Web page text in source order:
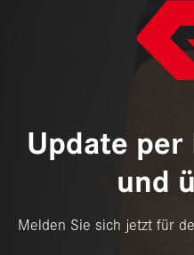
Update per
und
Melden Sie sich jetzt für